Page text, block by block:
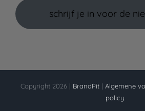
schrijf je in voor de
Copyright 2026 | BrandPit | Algemene
policy